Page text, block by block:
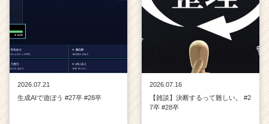
2026.07.21
生成AIで遊ぼう #27卒 #28卒
2026.07.16
【雑談】決断するって難しい。 #2
7卒 #28卒